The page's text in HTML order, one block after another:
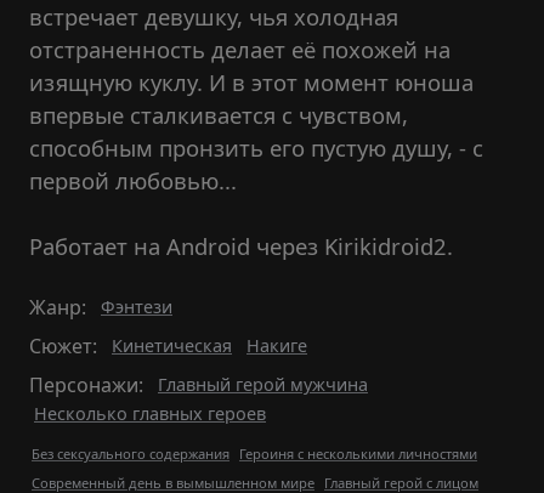
встречает девушку, чья холодная
отстраненность делает её похожей на
изящную куклу. И в этот момент юноша
впервые сталкивается с чувством,
способным пронзить его пустую душу, - с
первой любовью...
Работает на Android через Kirikidroid2.
Жанр: Фэнтези
Сюжет: Кинетическая Накиге
Персонажи:
Главный герой мужчина
Несколько главных героев
Без сексуального содержания Героиня с несколькими личностями
Современный день в вымышленном мире Главный герой с лицом